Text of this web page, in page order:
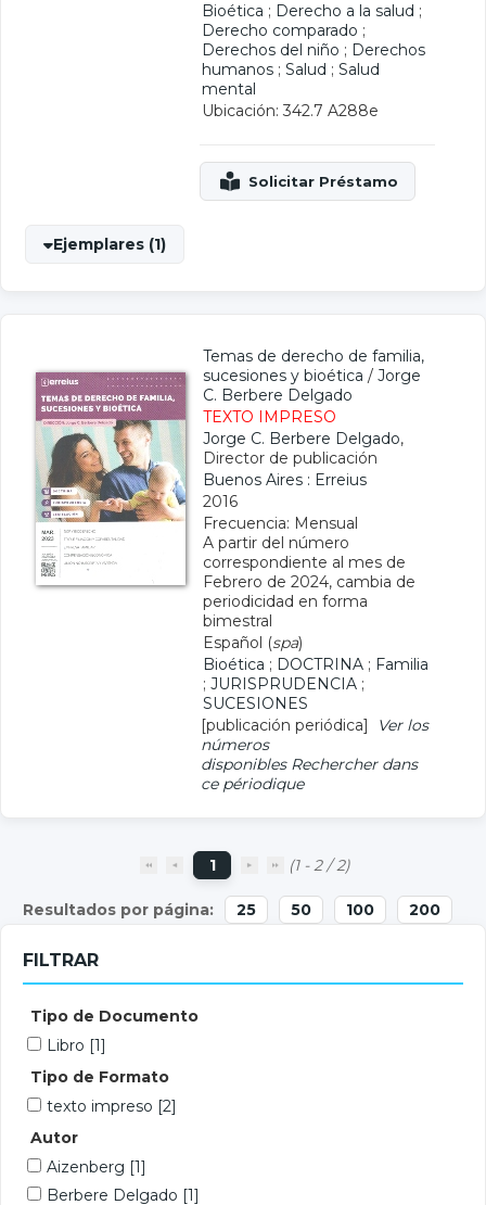
Bioética ; Derecho a la salud ;
Derecho comparado ;
Derechos del niño ; Derechos
humanos ; Salud ; Salud
mental
Ubicación: 342.7 A288e
Ejemplares (1)
Temas de derecho de familia,
sucesiones y bioética / Jorge
C. Berbere Delgado
TEXTO IMPRESO
Jorge C. Berbere Delgado,
Director de publicación
Buenos Aires : Erreius
2016
Frecuencia: Mensual
A partir del número
correspondiente al mes de
Febrero de 2024, cambia de
periodicidad en forma
bimestral
Español (spa)
Bioética ; DOCTRINA ; Familia
; JURISPRUDENCIA ;
SUCESIONES
[publicación periódica]
Ver los
números
disponibles Rechercher dans
ce périodique
1 (1 - 2 / 2)
25 50 100 200
FILTRAR
Tipo de Documento
Libro [1]
Tipo de Formato
texto impreso [2]
Autor
Aizenberg [1]
Berbere Delgado [1]